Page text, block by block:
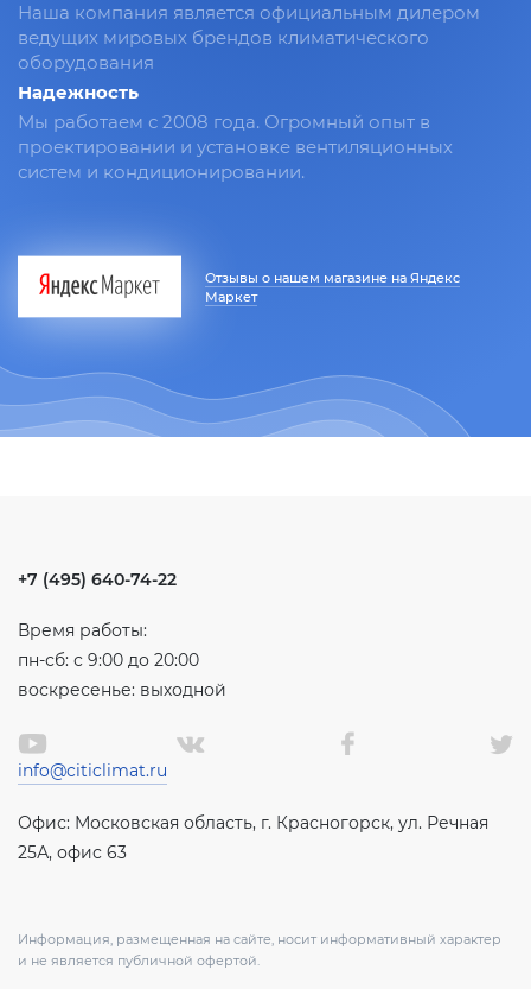
Наша компания является официальным дилером
ведущих мировых брендов климатического
оборудования
Надежность
Мы работаем с 2008 года. Огромный опыт в
проектировании и установке вентиляционных
систем и кондиционировании.
Отзывы о нашем магазине на Яндекс
Маркет
+7 (495) 640-74-22
Время работы:
пн-сб: с 9:00 до 20:00
воскресенье: выходной
info@citiclimat.ru
Офис: Московская область, г. Красногорск, ул. Речная
25А, офис 63
Информация, размещенная на сайте, носит информативный характер
и не является публичной офертой.